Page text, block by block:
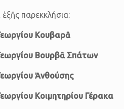
παρεκκλήσια:
Κουβαρᾶ
Βουρβᾶ Σπάτων
Ἀνθούσης
Κοιμητηρίου Γέρακα